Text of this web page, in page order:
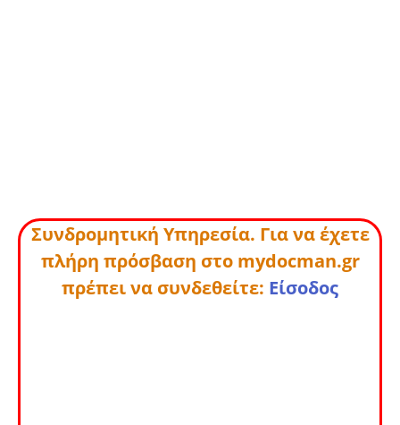
Συνδρομητική Υπηρεσία. Για να έχετε
πλήρη πρόσβαση στο mydocman.gr
πρέπει να συνδεθείτε: Είσοδος